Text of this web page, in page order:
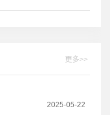
更多>>
2025-05-22